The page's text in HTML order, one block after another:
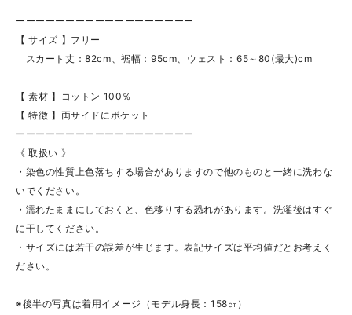
ーーーーーーーーーーーーーーーーーー
【 サイズ 】フリー
スカート丈：82cm、裾幅：95cm、ウェスト：65～80(最大)cm
【 素材 】コットン 100％
【 特徴 】両サイドにポケット
ーーーーーーーーーーーーーーーーーー
《 取扱い 》
・染色の性質上色落ちする場合がありますので他のものと一緒に洗わな
いでください。
・濡れたままにしておくと、色移りする恐れがあります。洗濯後はすぐ
に干してください。
・サイズには若干の誤差が生じます。表記サイズは平均値だとお考えく
ださい。
※後半の写真は着用イメージ（モデル身長：158㎝）